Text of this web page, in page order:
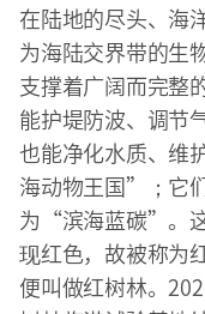
在陆地的尽头、海
为海陆交界带的生
支撑着广阔而完整
能护堤防波、调
也能净化水质、
海动物王国”；它
为“滨海蓝碳”。
现红色，故被称为
便叫做红树林。